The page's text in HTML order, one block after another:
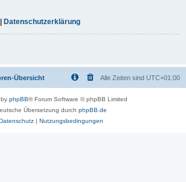
| Datenschutzerklärung
Übersicht Alle Zeiten sind UTC+01:00
phpBB® Forum Software © phpBB Limited
Übersetzung durch phpBB.de
| Nutzungsbedingungen